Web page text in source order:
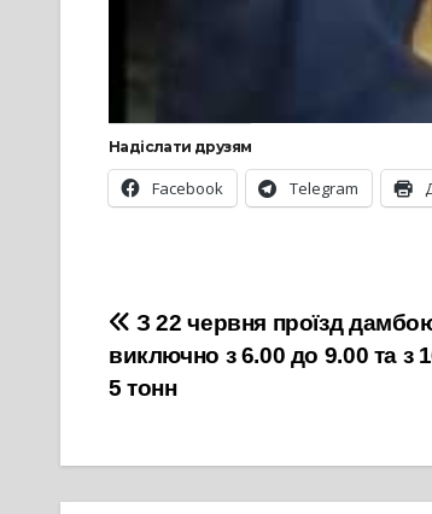
Надіслати друзям
Facebook Telegram
Навігація
записів
З 22 червня проїзд
виключно з 6.00 до 9.00 та з
5 тонн